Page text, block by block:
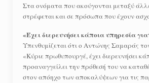
Στα ονόματα που ακούγονται μεταξύ
στρέφεται και σε πρόσωπα που έχουν
«Έχει διερευνήσει κάποια υπηρεσία
Υπενθυμίζεται ότι ο Αντώνης Σαμαράς
«Κύριε πρωθυπουργέ, έχει διερευνήσει
προαναγγείλει την πρόθεσή του να
στον απόηχο των αποκαλύψεων για τις